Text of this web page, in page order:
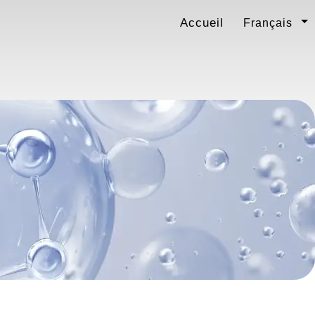
Accueil Français